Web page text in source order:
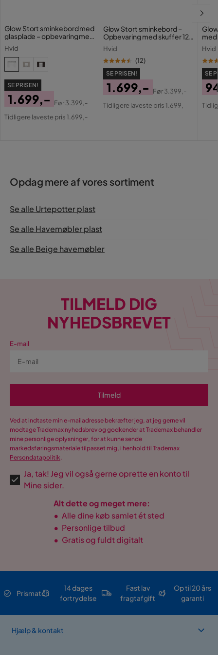
Modstand:
Vedligeholdelsestips:
Fiber Clay:
Glow Stort sminkebord med
glasplade – opbevaring med
skuffer og rum 120 cm
Hvid
SE PRISEN!
Pris
1.699,-
Original
Før3.399,-
Tidligere laveste pris 1.699,-
Glow Stort sminkebord –
Opbevaring med skuffer 120
cm
Hvid
(12)
SE PRISEN!
Pris
1.699,-
Original
Før3.399,-
Tidligere laveste pris 1.699,-
med
Hvid
SE
Opdag mere af vores sortiment
Se alle Urtepotter plast
Se alle Havemøbler plast
Se alle Beige havemøbler
TILMELD DIG
NYHEDSBREVET
E-mail
Tilmeld
Ved at indtaste min e-mailadresse bekræfter jeg, at jeg gerne vil
modtage Trademax nyhedsbrev og godkender at Trademax behandler
mine personlige oplysninger, for at kunne sende
markedsføringsmateriale tilpasset mig, i henhold til Trademax
Persondatapolitik.
Ja, tak! Jeg vil også gerne oprette en konto til
Mine sider.
Alt dette og meget mere:
• Alle dine køb samlet ét sted
• Personlige tilbud
• Gratis og fuldt digitalt
Prismatch
14 dages
fortrydelse
Fast lav
fragtafgift
Op til 20 års
garanti
Hjælp & kontakt